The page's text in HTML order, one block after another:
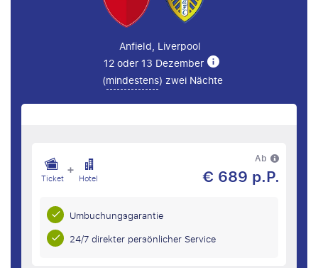
Anfield, Liverpool
12 oder 13 Dezember
(mindestens) zwei Nächte
Ticket + Hotel
Ab
€ 689 p.P.
Umbuchungsgarantie
24/7 direkter persönlicher Service